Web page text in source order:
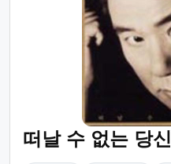
떠날 수 없는 당신